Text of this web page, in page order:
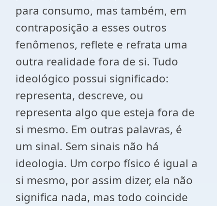
para consumo, mas também, em
contraposição a esses outros
fenômenos, reflete e refrata uma
outra realidade fora de si. Tudo
ideológico possui significado:
representa, descreve, ou
representa algo que esteja fora de
si mesmo. Em outras palavras, é
um sinal. Sem sinais não há
ideologia. Um corpo físico é igual a
si mesmo, por assim dizer, ela não
significa nada, mas todo coincide